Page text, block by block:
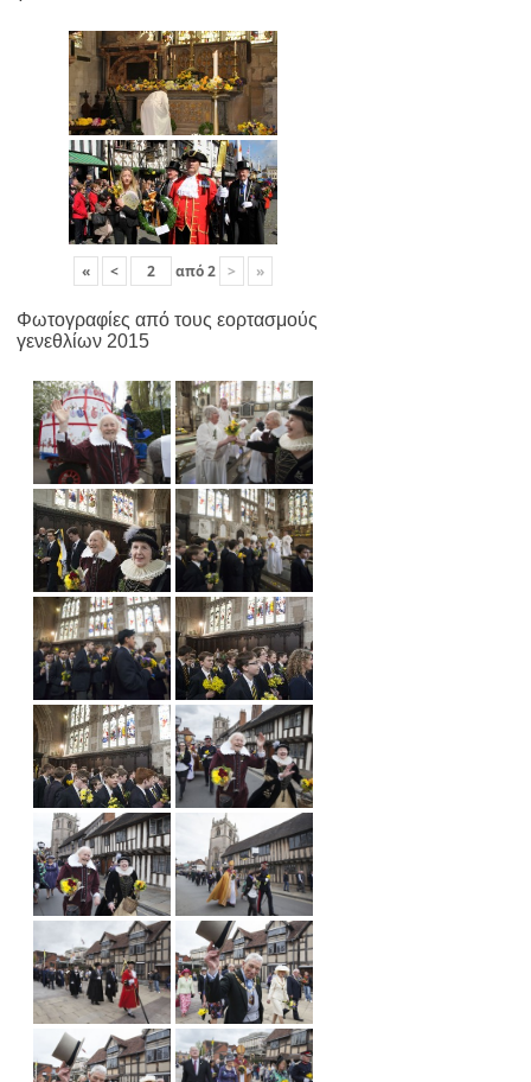
« < από2 > »
Φωτογραφίες από τους εορτασμούς
γενεθλίων 2015